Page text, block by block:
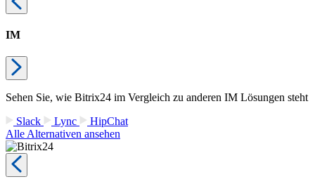
IM
Sehen Sie, wie Bitrix24 im Vergleich zu anderen IM Lösungen steht
Slack
Lync
HipChat
Alle Alternativen ansehen